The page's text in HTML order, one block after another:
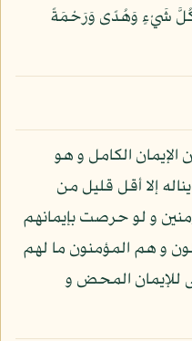
كُلَّ شَيْءٍ وَهُدًى وَرَحْمَةً
الإيمان الكامل و هو
إلا أقل قليل من
و لو حرصت بإيمانهم
و هم المؤمنون ما لهم
للإيمان المحض و